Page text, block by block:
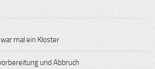
mal ein Kloster
und Abbruch